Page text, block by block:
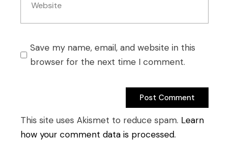
Save my name, email, and website in this
browser for the next time I comment.
Post Comment
Post Comment
This site uses Akismet to reduce spam. Learn
how your comment data is processed.